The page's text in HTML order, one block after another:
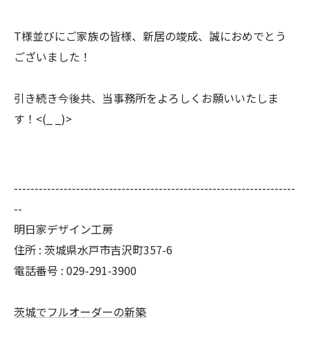
T様並びにご家族の皆様、新居の竣成、誠におめでとう
ございました！
引き続き今後共、当事務所をよろしくお願いいたしま
す！<(_ _)>
--------------------------------------------------------------------
--
明日家デザイン工房
住所 : 茨城県水戸市吉沢町357-6
電話番号 : 029-291-3900
茨城でフルオーダーの新築